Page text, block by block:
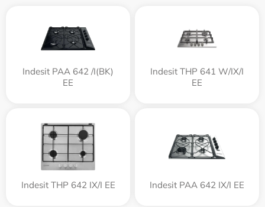
Indesit PAA 642 /I(BK)
EE
Indesit THP 641 W/IX/I
EE
Indesit THP 642 IX/I EE Indesit PAA 642 IX/I EE